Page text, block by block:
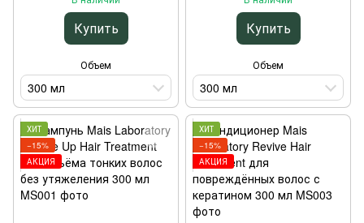
Купить
Объем
300 мл
Купить
Объем
300 мл
ХИТ
−15%
АКЦИЯ
ХИТ
−15%
АКЦИЯ